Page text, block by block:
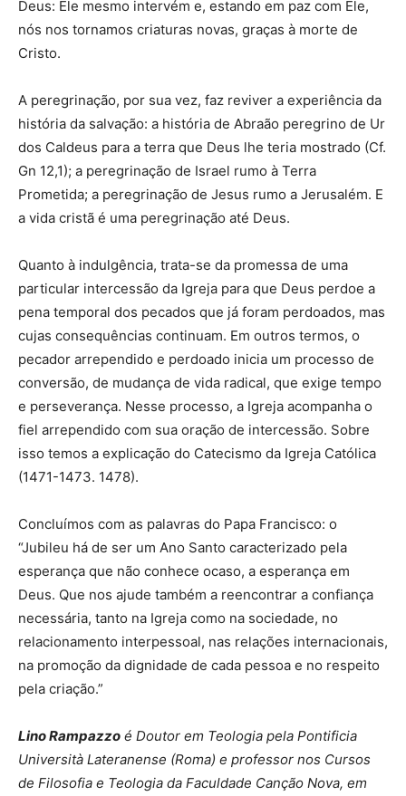
Deus: Ele mesmo intervém e, estando em paz com Ele,
nós nos tornamos criaturas novas, graças à morte de
Cristo.
A peregrinação, por sua vez, faz reviver a experiência da
história da salvação: a história de Abraão peregrino de Ur
dos Caldeus para a terra que Deus lhe teria mostrado (Cf.
Gn 12,1); a peregrinação de Israel rumo à Terra
Prometida; a peregrinação de Jesus rumo a Jerusalém. E
a vida cristã é uma peregrinação até Deus.
Quanto à indulgência, trata-se da promessa de uma
particular intercessão da Igreja para que Deus perdoe a
pena temporal dos pecados que já foram perdoados, mas
cujas consequências continuam. Em outros termos, o
pecador arrependido e perdoado inicia um processo de
conversão, de mudança de vida radical, que exige tempo
e perseverança. Nesse processo, a Igreja acompanha o
fiel arrependido com sua oração de intercessão. Sobre
isso temos a explicação do Catecismo da Igreja Católica
(1471-1473. 1478).
Concluímos com as palavras do Papa Francisco: o
“Jubileu há de ser um Ano Santo caracterizado pela
esperança que não conhece ocaso, a esperança em
Deus. Que nos ajude também a reencontrar a confiança
necessária, tanto na Igreja como na sociedade, no
relacionamento interpessoal, nas relações internacionais,
na promoção da dignidade de cada pessoa e no respeito
pela criação.”
Lino Rampazzo é Doutor em Teologia pela Pontificia
Università Lateranense (Roma) e professor nos Cursos
de Filosofia e Teologia da Faculdade Canção Nova, em